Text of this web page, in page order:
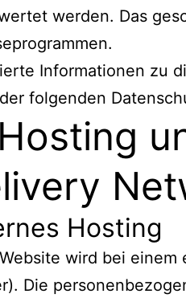
werden. Das
Informationen zu
folgenden
Hosting
wird bei
Die